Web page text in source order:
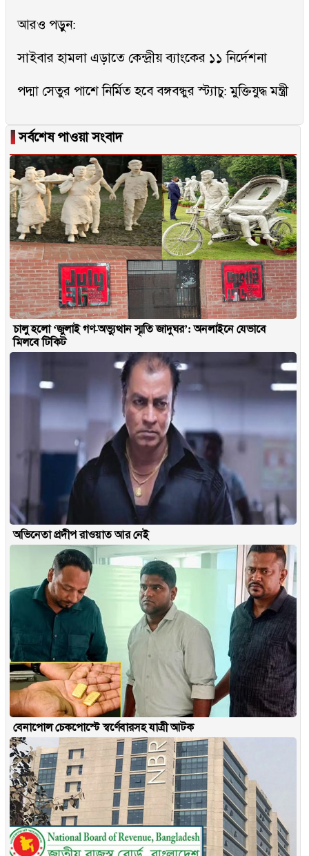
আরও পড়ুন:
সাইবার হামলা এড়াতে কেন্দ্রীয় ব্যাংকের ১১ নির্দেশনা
পদ্মা সেতুর পাশে নির্মিত হবে বঙ্গবন্ধুর স্ট্যাচু: মুক্তিযুদ্ধ মন্ত্রী
▐সর্বশেষ পাওয়া সংবাদ
চালু হলো ‘জুলাই গণ-অভ্যুত্থান স্মৃতি জাদুঘর’: অনলাইনে যেভাবে
মিলবে টিকিট
অভিনেতা প্রদীপ রাওয়াত আর নেই
বেনাপোল চেকপোস্টে স্বর্ণেবারসহ যাত্রী আটক